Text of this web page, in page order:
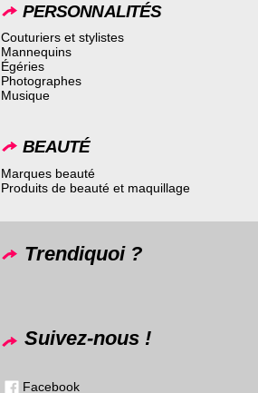
PERSONNALITÉS
Couturiers et stylistes
Mannequins
Égéries
Photographes
Musique
BEAUTÉ
Marques beauté
Produits de beauté et maquillage
Trendiquoi ?
Suivez-nous !
Facebook